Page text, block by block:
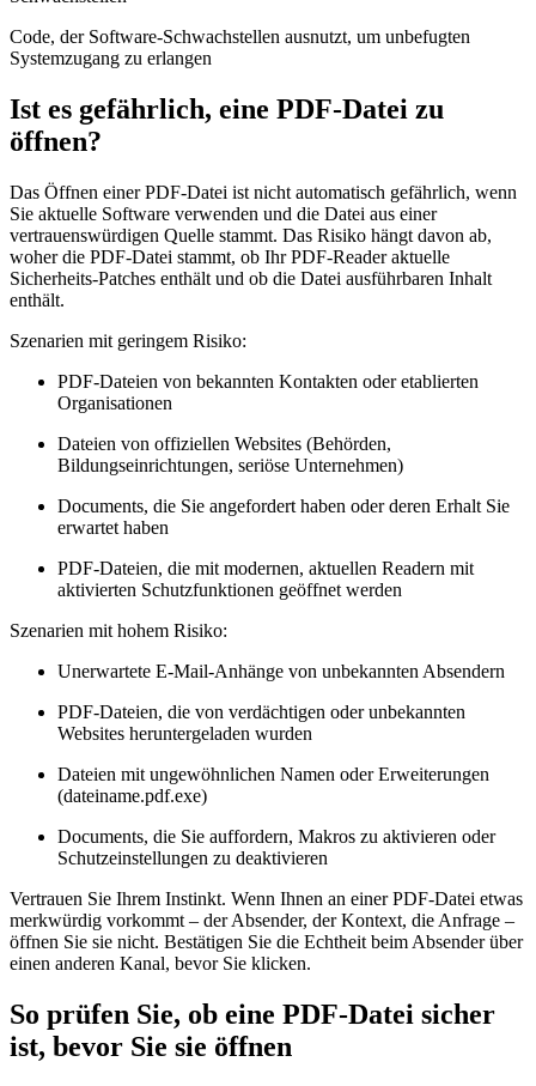
Code, der Software-Schwachstellen ausnutzt, um unbefugten
Systemzugang zu erlangen
Ist es gefährlich, eine PDF-Datei zu
öffnen?
Das Öffnen einer PDF-Datei ist nicht automatisch gefährlich, wenn
Sie aktuelle Software verwenden und die Datei aus einer
vertrauenswürdigen Quelle stammt. Das Risiko hängt davon ab,
woher die PDF-Datei stammt, ob Ihr PDF-Reader aktuelle
Sicherheits-Patches enthält und ob die Datei ausführbaren Inhalt
enthält.
Szenarien mit geringem Risiko:
PDF-Dateien von bekannten Kontakten oder etablierten
Organisationen
Dateien von offiziellen Websites (Behörden,
Bildungseinrichtungen, seriöse Unternehmen)
Documents, die Sie angefordert haben oder deren Erhalt Sie
erwartet haben
PDF-Dateien, die mit modernen, aktuellen Readern mit
aktivierten Schutzfunktionen geöffnet werden
Szenarien mit hohem Risiko:
Unerwartete E-Mail-Anhänge von unbekannten Absendern
PDF-Dateien, die von verdächtigen oder unbekannten
Websites heruntergeladen wurden
Dateien mit ungewöhnlichen Namen oder Erweiterungen
(dateiname.pdf.exe)
Documents, die Sie auffordern, Makros zu aktivieren oder
Schutzeinstellungen zu deaktivieren
Vertrauen Sie Ihrem Instinkt. Wenn Ihnen an einer PDF-Datei etwas
merkwürdig vorkommt – der Absender, der Kontext, die Anfrage –
öffnen Sie sie nicht. Bestätigen Sie die Echtheit beim Absender über
einen anderen Kanal, bevor Sie klicken.
So prüfen Sie, ob eine PDF-Datei sicher
ist, bevor Sie sie öffnen